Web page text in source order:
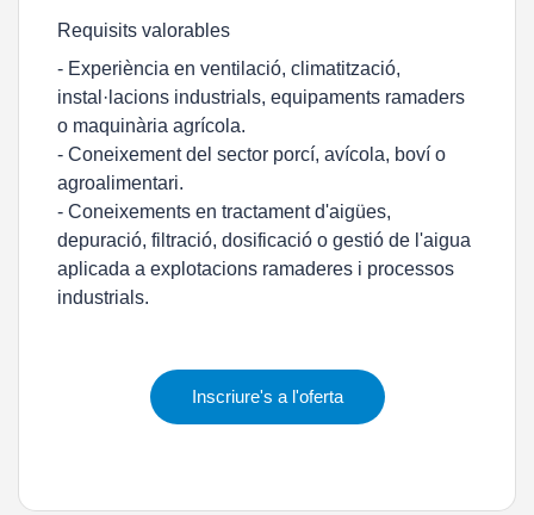
Requisits valorables
- Experiència en ventilació, climatització,
instal·lacions industrials, equipaments ramaders
o maquinària agrícola.
- Coneixement del sector porcí, avícola, boví o
agroalimentari.
- Coneixements en tractament d'aigües,
depuració, filtració, dosificació o gestió de l'aigua
aplicada a explotacions ramaderes i processos
industrials.
Inscriure's a l'oferta